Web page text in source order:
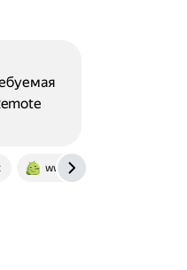
www.androidcentral.com